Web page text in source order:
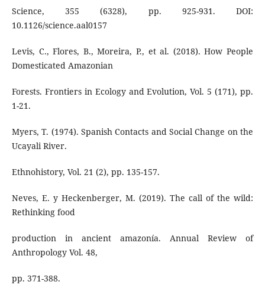
Science, 355 (6328), pp. 925-931. DOI:
10.1126/science.aal0157
Levis, C., Flores, B., Moreira, P., et al. (2018). How People
Domesticated Amazonian
Forests. Frontiers in Ecology and Evolution, Vol. 5 (171), pp.
1-21.
Myers, T. (1974). Spanish Contacts and Social Change on the
Ucayali River.
Ethnohistory, Vol. 21 (2), pp. 135-157.
Neves, E. y Heckenberger, M. (2019). The call of the wild:
Rethinking food
production in ancient amazonía. Annual Review of
Anthropology Vol. 48,
pp. 371-388.